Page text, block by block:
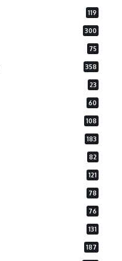
119
300
75
358
23
60
108
183
82
121
78
76
131
187